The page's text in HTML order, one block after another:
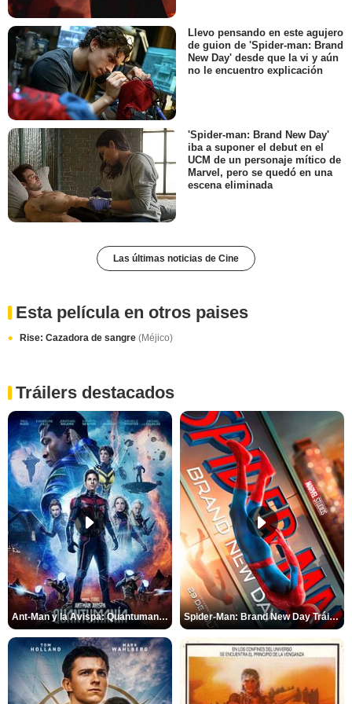
Llevo pensando en este agujero
de guion de 'Spider-man: Brand
New Day' desde que la vi y aún
no le encuentro explicación
'Spider-man: Brand New Day'
iba a suponer el debut en el
UCM de un personaje mítico de
Marvel, pero se quedó en una
escena eliminada
Las últimas noticias de Cine
Esta película en otros paises
Rise: Cazadora de sangre (Méjico)
Tráilers destacados
Ant-Man y la Avispa: Quantumanía Tráiler (2) Spider-Man: Brand New Day Tráiler (3)